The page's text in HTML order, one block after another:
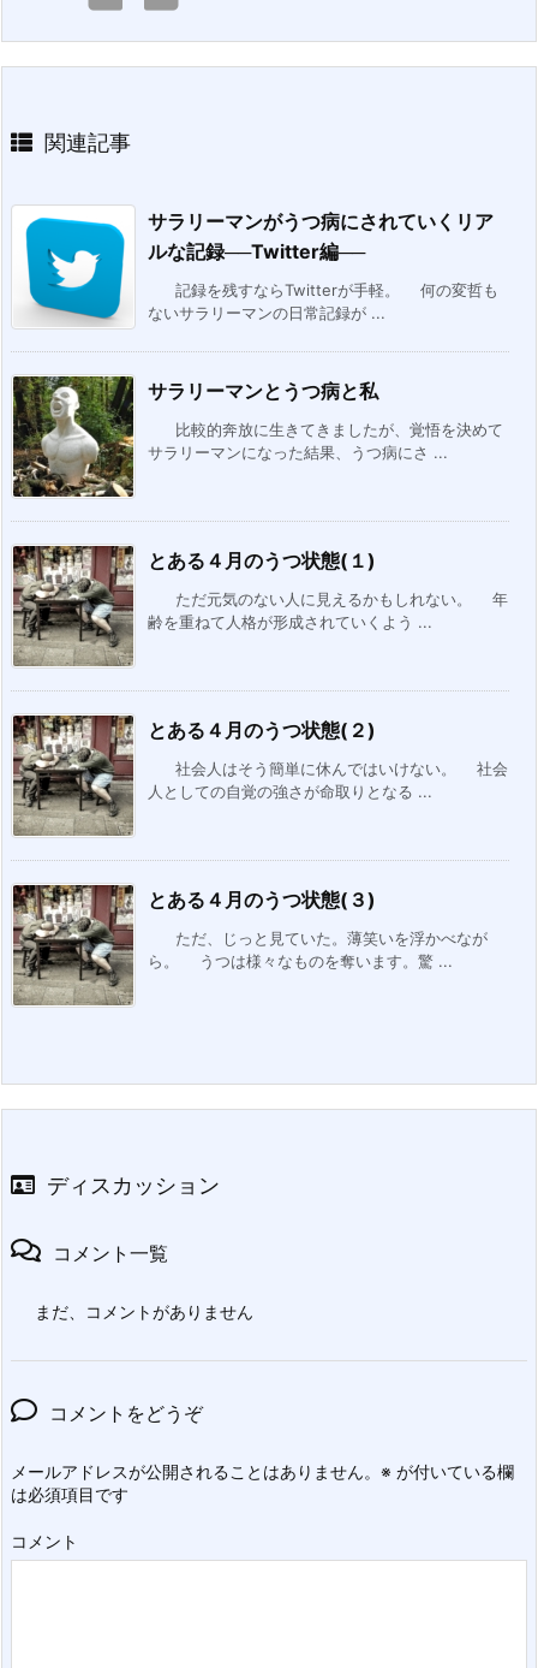
関連記事
サラリーマンがうつ病にされていくリア
ルな記録──Twitter編──
記録を残すならTwitterが手軽。 何の変哲も
ないサラリーマンの日常記録が ...
サラリーマンとうつ病と私
比較的奔放に生きてきましたが、覚悟を決めて
サラリーマンになった結果、うつ病にさ ...
とある４月のうつ状態(１)
ただ元気のない人に見えるかもしれない。 年
齢を重ねて人格が形成されていくよう ...
とある４月のうつ状態(２)
社会人はそう簡単に休んではいけない。 社会
人としての自覚の強さが命取りとなる ...
とある４月のうつ状態(３)
ただ、じっと見ていた。薄笑いを浮かべなが
ら。 うつは様々なものを奪います。驚 ...
ディスカッション
コメント一覧
まだ、コメントがありません
コメントをどうぞ
メールアドレスが公開されることはありません。 ※ が付いている欄
は必須項目です
コメント